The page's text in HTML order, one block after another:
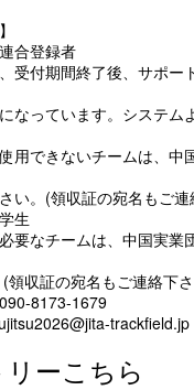
合登録者
期間終了後、サポー
ています。システム
きないチームは、中国
(領収証の宛名もご連
生
チームは、中国実業団
証の宛名もご連絡下
8173-1679
ーこちら